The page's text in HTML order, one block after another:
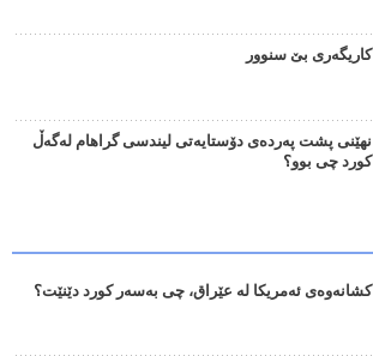
کاریگەری بێ سنوور
نهێنی پشت پەردەی دۆستایەتی لیندسی گراهام لەگەڵ
کورد چی بوو؟
کشانەوەی ئەمریکا لە عێراق، چی بەسەر کورد دێنێت؟